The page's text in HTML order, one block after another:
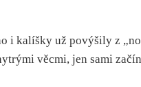
i kalíšky už povýšily z
věcmi, jen sami